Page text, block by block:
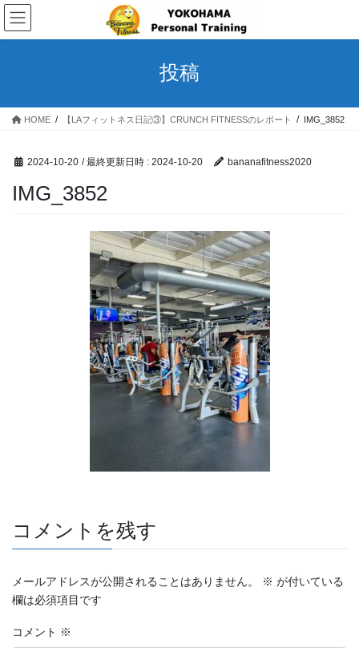
コ
ン
テ
ス
ナ
ビ
ゲ
ン
投稿
HOME 【LAフィットネス日記③】CRUNCH FITNESSのレポート IMG_3852
2024-10-20 / 最終更新日時 : 2024-10-20 bananafitness2020
IMG_3852
コメントを残す
メールアドレスが公開されることはありません。 ※ が付いている
欄は必須項目です
コメント ※